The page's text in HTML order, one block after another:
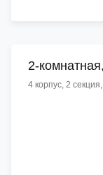
2-
4 корпус, 2